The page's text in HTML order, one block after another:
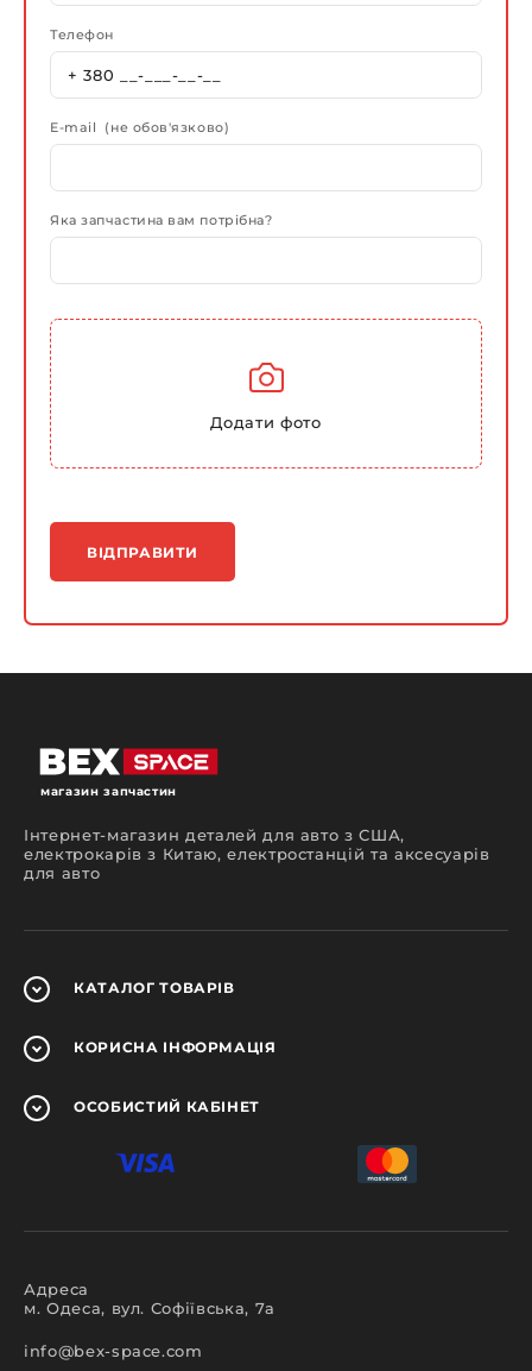
Телефон
E-mail (не обов'язково)
Яка запчастина вам потрібна?
Додати фото
ВІДПРАВИТИ
магазин запчастин
Інтернет-магазин деталей для авто з США,
електрокарів з Китаю, електростанцій та аксесуарів
для авто
КАТАЛОГ ТОВАРІВ
КОРИСНА ІНФОРМАЦІЯ
ОСОБИСТИЙ КАБІНЕТ
Адреса
м. Одеса, вул. Софіївська, 7а
info@bex-space.com